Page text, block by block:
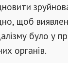
щоб
було у
органів.